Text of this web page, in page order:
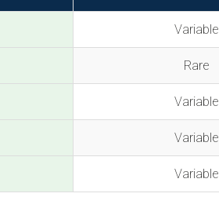
Variable
Rare
Variable
Variable
Variable